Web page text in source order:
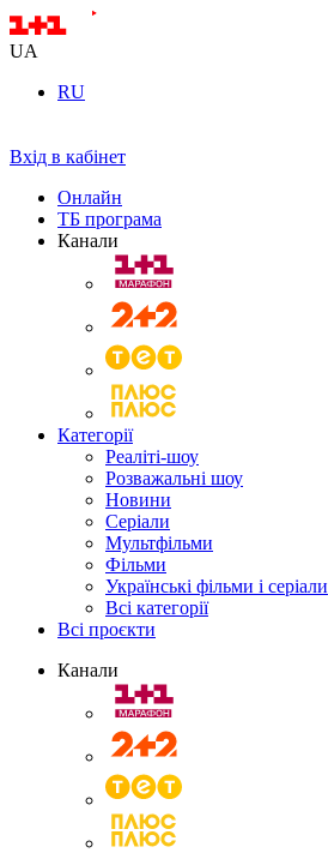
UA
RU
Вхід в кабінет
Онлайн
ТБ програма
Канали
Категорії
Реаліті-шоу
Розважальні шоу
Новини
Серіали
Мультфільми
Фільми
Українські фільми і серіали
Всі категорії
Всі проєкти
Канали